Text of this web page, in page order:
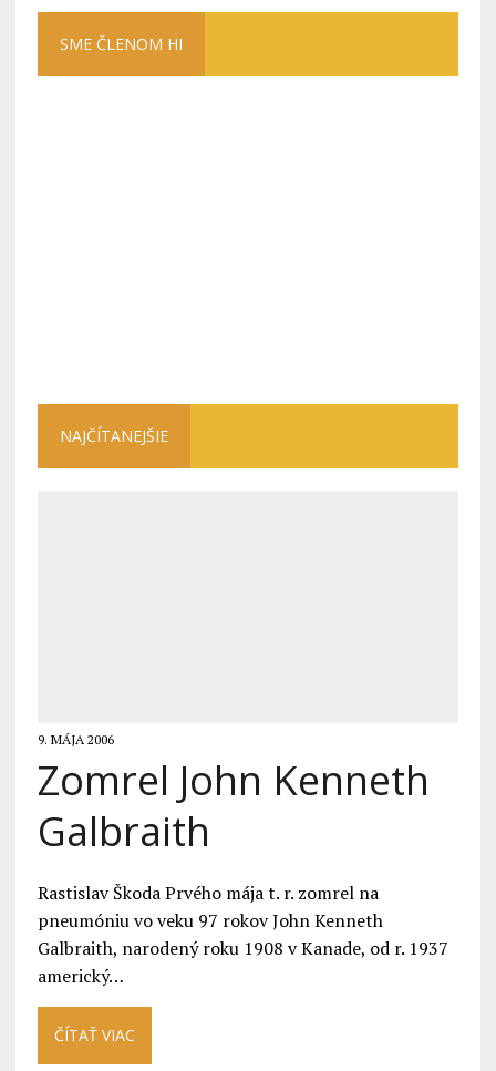
SME ČLENOM HI
NAJČÍTANEJŠIE
9. MÁJA 2006
Zomrel John Kenneth
Galbraith
Rastislav Škoda Prvého mája t. r. zomrel na
pneumóniu vo veku 97 rokov John Kenneth
Galbraith, narodený roku 1908 v Kanade, od r. 1937
americký…
ČÍTAŤ VIAC